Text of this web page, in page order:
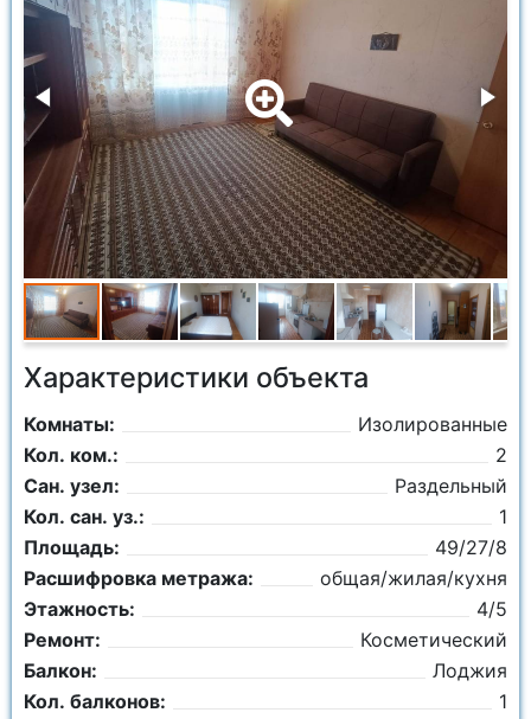
Характеристики объекта
Комнаты:
Изолированные
Кол. ком.:
2
Сан. узел:
Раздельный
Кол. сан. уз.:
1
Площадь:
49/27/8
Расшифровка метража:
общая/жилая/кухня
Этажность:
4/5
Ремонт:
Косметический
Балкон:
Лоджия
Кол. балконов:
1